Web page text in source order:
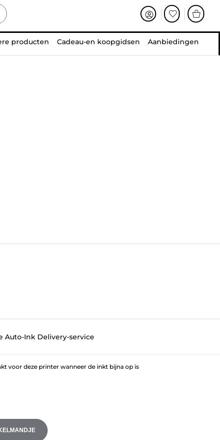
producten Cadeau-en koopgidsen Aanbiedingen
Auto-Ink Delivery-service
voor deze printer wanneer de inkt bijna op is